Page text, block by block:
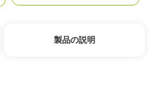
製品の説明